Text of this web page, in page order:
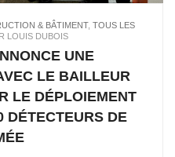
& BÂTIMENT, TOUS LES
LOUIS DUBOIS
UNE
LE BAILLEUR
LE DÉPLOIEMENT
DÉTECTEURS DE